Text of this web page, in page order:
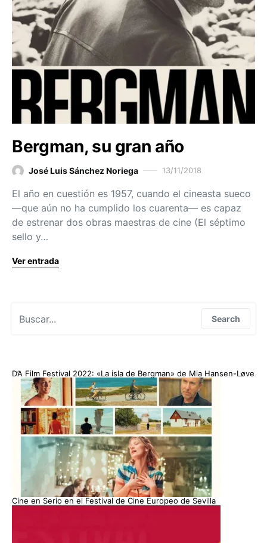
Bergman, su gran año
José Luis Sánchez Noriega 13/11/2018
El año en cuestión es 1957, cuando el cineasta sueco
—que aún no ha cumplido los cuarenta— es capaz
de estrenar dos obras maestras de cine (El séptimo
sello y…
Ver entrada
Search
D’A Film Festival 2022: «La isla de Bergman» de Mia Hansen-Løve
Cine en Serio en el Festival de Cine Europeo de Sevilla